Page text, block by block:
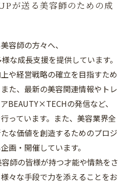
が送る美容師のための成
容師の方々へ、
な成長支援を提供しています。
や経営戦略の確立を目指すため
た、最新の美容関連情報やトレ
BEAUTY×TECHの発信など、
っています。また、美容業界全
な価値を創造するためのプロジ
画・開催しています。
容師の皆様が持つ才能や情熱をさ
々な手段で力を添えることをお